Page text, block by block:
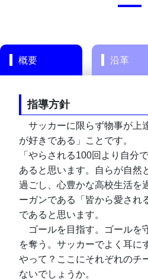
概要
概要 沿革
指導方針
サッカーに限らず物事が上
が好きである」ことです。
「やらされる100回より自分
あると思います。自らが自然
過ごし、心豊かな高校生活を
ーガンである「皆から愛され
であると思います。
ゴールを目指す。ゴールを
を奪う。サッカーでよく耳に
やって？ここにそれぞれのチ
ないでしょうか。